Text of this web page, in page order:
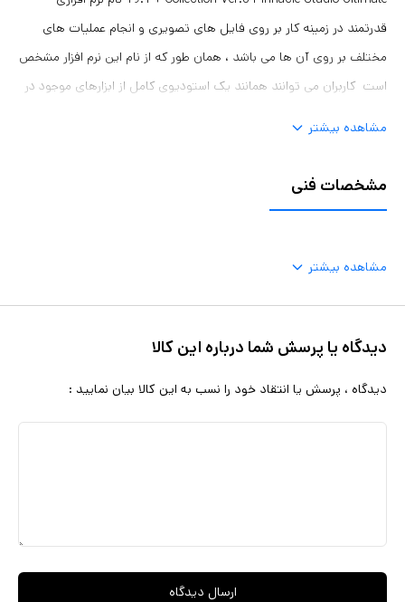
قدرتمند در زمینه کار بر روی فایل های تصویری و انجام عملیات های
مختلف بر روی آن ها می باشد ، همان طور که از نام این نرم افزار مشخص
است کاربران می توانند همانند یک استودیوی کامل از ابزارهای موجود در
تصاویر ، قابلیت برش، چسباندن و حذف قسمتی از تصاویر ، قابلیت افکت
آنلاین در سایت ها ، مدیریت، برچسب گذاری و انتشار رسانه ها ، شما می
مشاهده بیشتر
مشخصات فنی
مشاهده بیشتر
دیدگاه یا پرسش شما درباره این کالا
دیدگاه ، پرسش یا انتقاد خود را نسب به این کالا بیان نمایید :
ارسال دیدگاه